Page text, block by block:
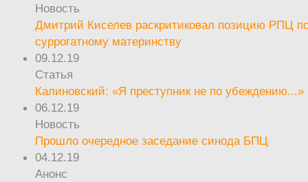
Новость
Дмитрий Киселев раскритиковал позицию РПЦ
суррогатному материнству
09.12.19
Статья
Калиновский: «Я преступник не по убеждению...»
06.12.19
Новость
Прошло очередное заседание синода БПЦ
04.12.19
Анонс